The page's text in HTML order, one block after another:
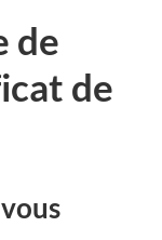
de
de